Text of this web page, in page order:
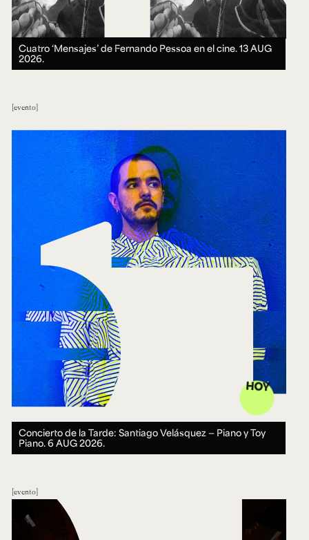
Cuatro ‘Mensajes’ de Fernando Pessoa en el cine.13 AUG
2026.
evento
HOY
Concierto de la Tarde: Santiago Velásquez — Piano y Toy
Piano.6 AUG 2026.
evento